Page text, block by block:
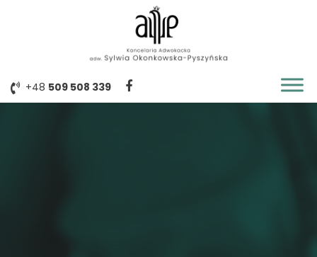
+48 509 508 339